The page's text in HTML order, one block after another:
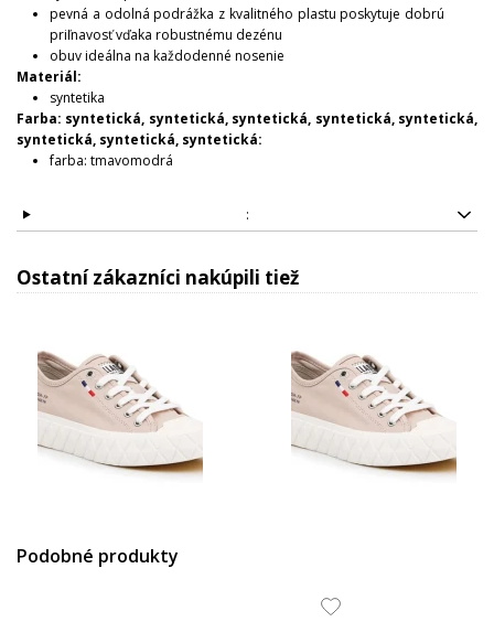
pevná a odolná podrážka z kvalitného plastu poskytuje dobrú
priľnavosť vďaka robustnému dezénu
obuv ideálna na každodenné nosenie
Materiál:
syntetika
Farba: syntetická, syntetická, syntetická, syntetická, syntetická,
syntetická, syntetická, syntetická:
farba: tmavomodrá
:
Ostatní zákazníci nakúpili tiež
Podobné produkty